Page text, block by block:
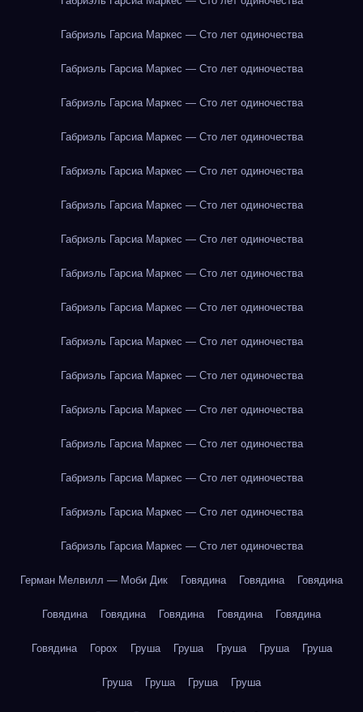
Габриэль Гарсиа Маркес — Сто лет одиночества
Габриэль Гарсиа Маркес — Сто лет одиночества
Габриэль Гарсиа Маркес — Сто лет одиночества
Габриэль Гарсиа Маркес — Сто лет одиночества
Габриэль Гарсиа Маркес — Сто лет одиночества
Габриэль Гарсиа Маркес — Сто лет одиночества
Габриэль Гарсиа Маркес — Сто лет одиночества
Габриэль Гарсиа Маркес — Сто лет одиночества
Габриэль Гарсиа Маркес — Сто лет одиночества
Габриэль Гарсиа Маркес — Сто лет одиночества
Габриэль Гарсиа Маркес — Сто лет одиночества
Габриэль Гарсиа Маркес — Сто лет одиночества
Габриэль Гарсиа Маркес — Сто лет одиночества
Габриэль Гарсиа Маркес — Сто лет одиночества
Габриэль Гарсиа Маркес — Сто лет одиночества
Габриэль Гарсиа Маркес — Сто лет одиночества
Герман Мелвилл — Моби Дик Говядина Говядина Говядина
Говядина Говядина Говядина Говядина Говядина
Говядина Горох Груша Груша Груша Груша Груша
Груша Груша Груша Груша